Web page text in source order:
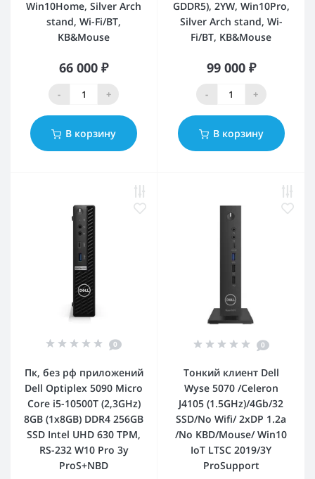
Win10Home, Silver Arch
stand, Wi-Fi/BT,
KB&Mouse
66 000 ₽
- +
В корзину
GDDR5), 2YW, Win10Pro,
Silver Arch stand, Wi-
Fi/BT, KB&Mouse
99 000 ₽
- +
В корзину
0
Пк, без рф приложений
Dell Optiplex 5090 Micro
Core i5-10500T (2,3GHz)
8GB (1x8GB) DDR4 256GB
SSD Intel UHD 630 TPM,
RS-232 W10 Pro 3y
ProS+NBD
0
Тонкий клиент Dell
Wyse 5070 /Celeron
J4105 (1.5GHz)/4Gb/32
SSD/No Wifi/ 2xDP 1.2a
/No KBD/Mouse/ Win10
IoT LTSC 2019/3Y
ProSupport